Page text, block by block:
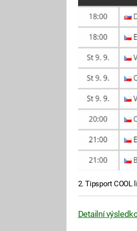
2. Tipsport COOL
Detailní